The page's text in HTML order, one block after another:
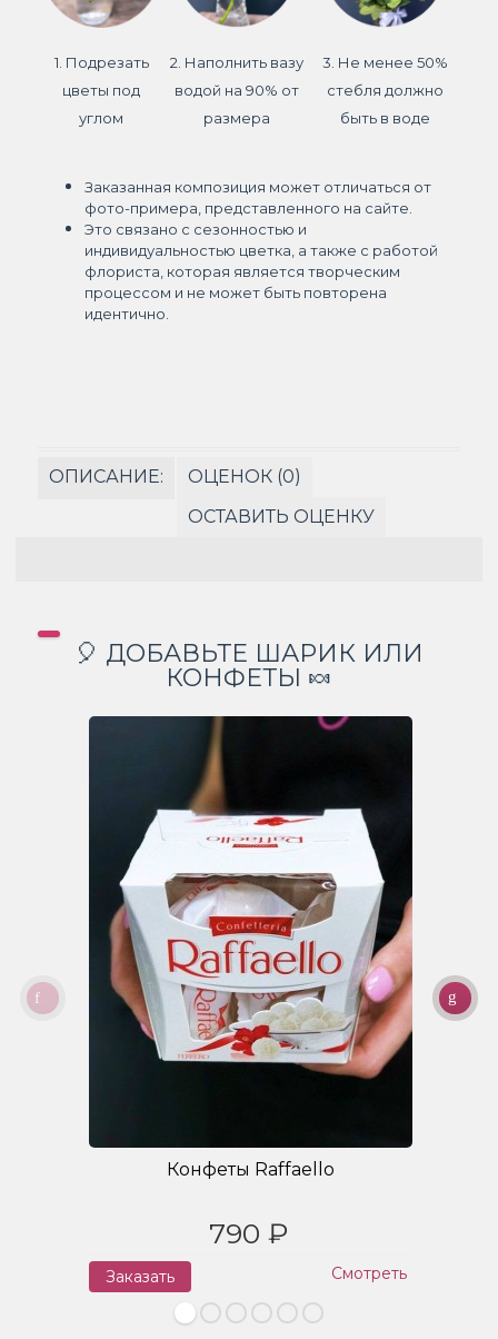
1. Подрезать
цветы под
углом
2. Наполнить вазу
водой на 90% от
размера
3. Не менее 50%
стебля должно
быть в воде
Заказанная композиция может отличаться от
фото-примера, представленного на сайте.
Это связано с сезонностью и
индивидуальностью цветка, а также с работой
флориста, которая является творческим
процессом и не может быть повторена
идентично.
ОПИСАНИЕ:
ОЦЕНОК (0)
ОСТАВИТЬ ОЦЕНКУ
🎈 ДОБАВЬТЕ ШАРИК ИЛИ
КОНФЕТЫ 🍬
Конфеты Raffaello
790 ₽
Заказать Смотреть